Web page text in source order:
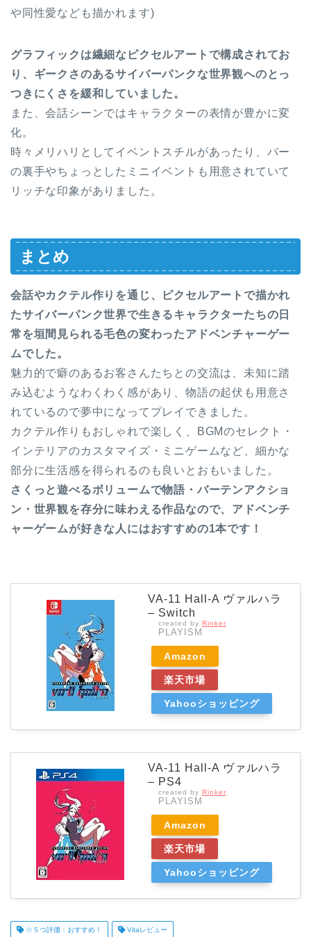
や同性愛なども描かれます)
グラフィックは繊細なピクセルアートで構成されてお
り、ギークさのあるサイバーパンクな世界観へのとっ
つきにくさを緩和していました。
また、会話シーンではキャラクターの表情が豊かに変
化。
時々メリハリとしてイベントスチルがあったり、バー
の裏手やちょっとしたミニイベントも用意されていて
リッチな印象がありました。
まとめ
会話やカクテル作りを通じ、ピクセルアートで描かれ
たサイバーパンク世界で生きるキャラクターたちの日
常を垣間見られる毛色の変わったアドベンチャーゲー
ムでした。
魅力的で癖のあるお客さんたちとの交流は、未知に踏
み込むようなわくわく感があり、物語の起伏も用意さ
れているので夢中になってプレイできました。
カクテル作りもおしゃれで楽しく、BGMのセレクト・
インテリアのカスタマイズ・ミニゲームなど、細かな
部分に生活感を得られるのも良いとおもいました。
さくっと遊べるボリュームで物語・バーテンアクショ
ン・世界観を存分に味わえる作品なので、アドベンチ
ャーゲームが好きな人にはおすすめの1本です！
VA-11 Hall-A ヴァルハラ
– Switch
created by Rinker
PLAYISM
Amazon
楽天市場
Yahooショッピング
VA-11 Hall-A ヴァルハラ
– PS4
created by Rinker
PLAYISM
Amazon
楽天市場
Yahooショッピング
☆５つ評価：おすすめ！ Vitaレビュー